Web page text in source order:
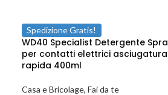
Spedizione Gratis!
WD40 Specialist Detergente
per contatti elettrici asciugatura
rapida 400ml
Casa e Bricolage, Fai da te